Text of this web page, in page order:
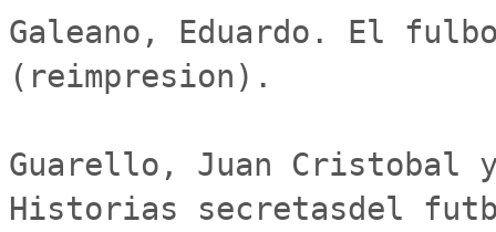
Galeano, Eduardo. El
(reimpresion).
Guarello, Juan
Historias secretasdel